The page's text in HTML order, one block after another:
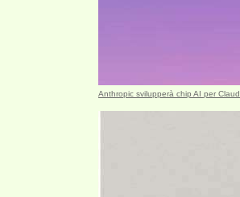
Anthropic svilupperà chip AI per